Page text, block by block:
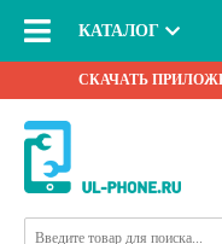
СКАЧАТЬ
КАТАЛОГ